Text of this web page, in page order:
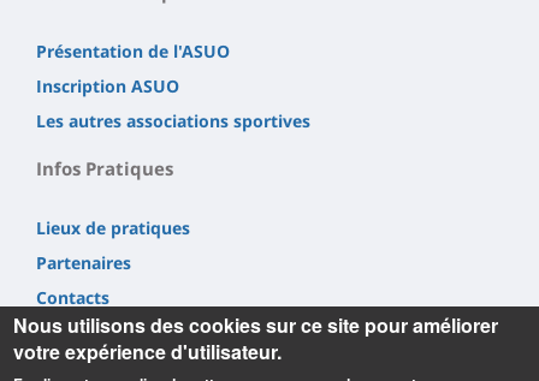
Présentation de l'ASUO
Inscription ASUO
Les autres associations sportives
Infos Pratiques
Lieux de pratiques
Partenaires
Contacts
Nous utilisons des cookies sur ce site pour améliorer
votre expérience d'utilisateur.